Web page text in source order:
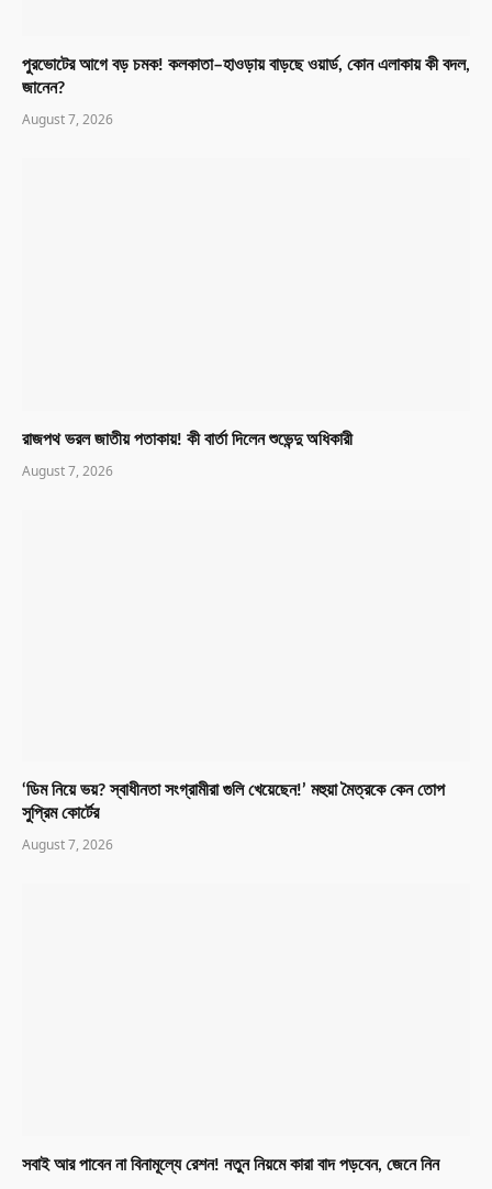
পুরভোটের আগে বড় চমক! কলকাতা–হাওড়ায় বাড়ছে ওয়ার্ড, কোন এলাকায় কী বদল,
জানেন?
August 7, 2026
রাজপথ ভরল জাতীয় পতাকায়! কী বার্তা দিলেন শুভেন্দু অধিকারী
August 7, 2026
‘ডিম নিয়ে ভয়? স্বাধীনতা সংগ্রামীরা গুলি খেয়েছেন!’ মহুয়া মৈত্রকে কেন তোপ
সুপ্রিম কোর্টের
August 7, 2026
সবাই আর পাবেন না বিনামূল্যে রেশন! নতুন নিয়মে কারা বাদ পড়বেন, জেনে নিন